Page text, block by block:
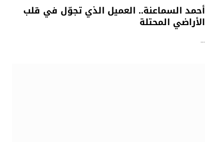
أحمد السماعنة.. العميل الذي تجوّل في قلب
الأراضي المحتلة
…